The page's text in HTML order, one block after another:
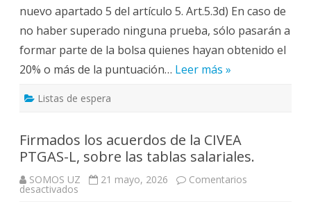
nuevo apartado 5 del artículo 5. Art.5.3d) En caso de
no haber superado ninguna prueba, sólo pasarán a
formar parte de la bolsa quienes hayan obtenido el
20% o más de la puntuación… Leer más »
Listas de espera
Firmados los acuerdos de la CIVEA
PTGAS-L, sobre las tablas salariales.
SOMOS UZ 21 mayo, 2026 Comentarios
desactivados